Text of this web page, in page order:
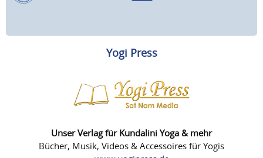
Yogi Press
Unser Verlag für Kundalini Yoga & mehr
Bücher, Musik, Videos & Accessoires für Yogis